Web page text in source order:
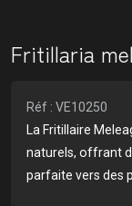
Fritillaria
Réf : VE10250
La Fritillaire
naturels, offrant
parfaite vers des